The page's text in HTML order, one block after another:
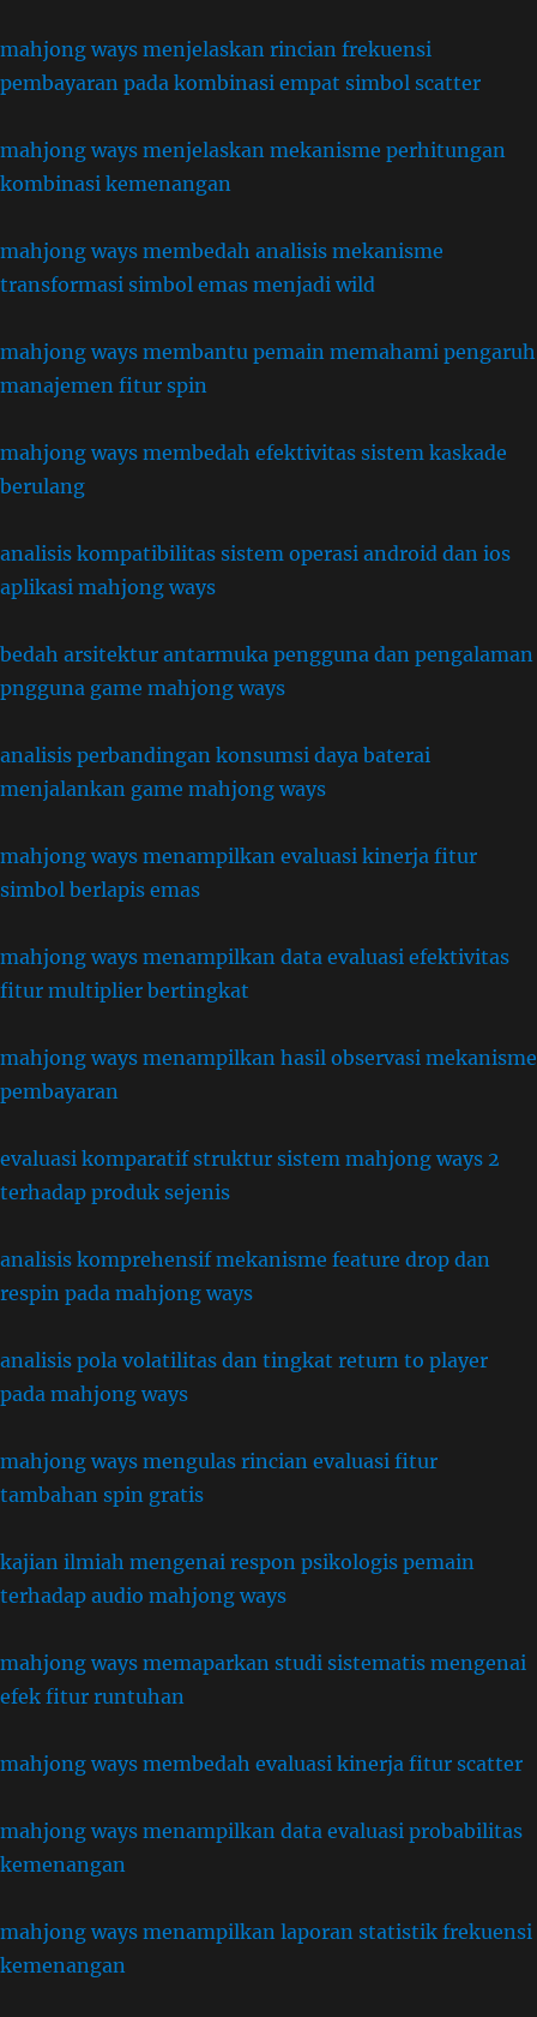
mahjong ways menjelaskan rincian frekuensi
pembayaran pada kombinasi empat simbol scatter
mahjong ways menjelaskan mekanisme perhitungan
kombinasi kemenangan
mahjong ways membedah analisis mekanisme
transformasi simbol emas menjadi wild
mahjong ways membantu pemain memahami pengaruh
manajemen fitur spin
mahjong ways membedah efektivitas sistem kaskade
berulang
analisis kompatibilitas sistem operasi android dan ios
aplikasi mahjong ways
bedah arsitektur antarmuka pengguna dan pengalaman
pngguna game mahjong ways
analisis perbandingan konsumsi daya baterai
menjalankan game mahjong ways
mahjong ways menampilkan evaluasi kinerja fitur
simbol berlapis emas
mahjong ways menampilkan data evaluasi efektivitas
fitur multiplier bertingkat
mahjong ways menampilkan hasil observasi mekanisme
pembayaran
evaluasi komparatif struktur sistem mahjong ways 2
terhadap produk sejenis
analisis komprehensif mekanisme feature drop dan
respin pada mahjong ways
analisis pola volatilitas dan tingkat return to player
pada mahjong ways
mahjong ways mengulas rincian evaluasi fitur
tambahan spin gratis
kajian ilmiah mengenai respon psikologis pemain
terhadap audio mahjong ways
mahjong ways memaparkan studi sistematis mengenai
efek fitur runtuhan
mahjong ways membedah evaluasi kinerja fitur scatter
mahjong ways menampilkan data evaluasi probabilitas
kemenangan
mahjong ways menampilkan laporan statistik frekuensi
kemenangan